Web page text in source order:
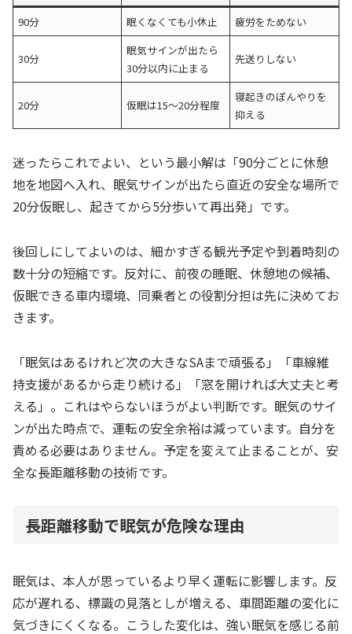
90分
眠くなくても小休止 疲労をためない
30分
眠気サインが出たら
30分以内に止まる
先送りしない
20分 仮眠は15〜20分程度
寝起きのぼんやりを
抑える
迷ったらこれでよい、という最小解は「90分ごとに休憩
地を地図へ入れ、眠気サインが出たら直近の安全な場所で
20分仮眠し、起きてから5分歩いて再出発」です。
後回しにしてよいのは、細かすぎる観光予定や到着時刻の
数十分の短縮です。反対に、前夜の睡眠、休憩地の候補、
仮眠できる車内環境、同乗者との役割分担は先に決めてお
きます。
「眠気はあるけれど次の大きなSAまで頑張る」「車線維
持支援があるから走り続ける」「窓を開ければ大丈夫と考
える」。これはやらないほうがよい判断です。眠気のサイ
ンが出た時点で、運転の安全余裕は減っています。自分を
責める必要はありません。予定を変えて止まることが、安
全な長距離移動の技術です。
長距離移動で眠気が危険な理由
眠気は、本人が思っているより早く運転に影響します。反
応が遅れる、標識の見落としが増える、車間距離の変化に
気づきにくくなる。こうした変化は、強い眠気を感じる前